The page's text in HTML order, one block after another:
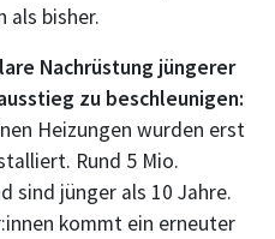
als bisher.
Nachrüstung jüngerer
zu beschleunigen:
Heizungen wurden erst
Rund 5 Mio.
sind jünger als 10 Jahre.
kommt ein erneuter